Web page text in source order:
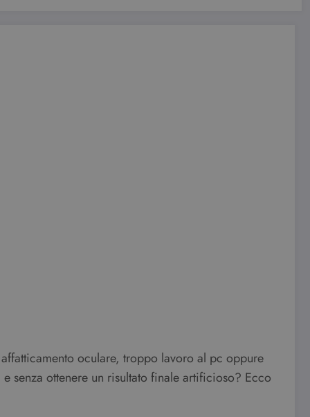
oculare, troppo lavoro al pc oppure
senza ottenere un risultato finale artificioso? Ecco